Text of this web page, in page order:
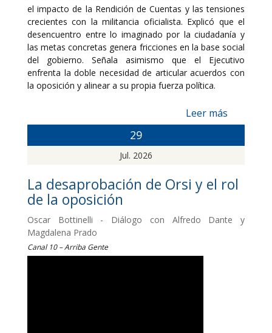
el impacto de la Rendición de Cuentas y las tensiones
crecientes con la militancia oficialista. Explicó que el
desencuentro entre lo imaginado por la ciudadanía y
las metas concretas genera fricciones en la base social
del gobierno. Señala asimismo que el Ejecutivo
enfrenta la doble necesidad de articular acuerdos con
la oposición y alinear a su propia fuerza política.
Leer más
29
Jul. 2026
La desaprobación de Orsi y el rol
de la oposición
Oscar Bottinelli - Diálogo con Alfredo Dante y
Magdalena Prado
Canal 10 – Arriba Gente